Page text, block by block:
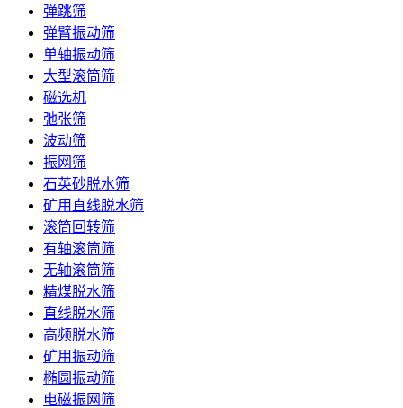
弹跳筛
弹臂振动筛
单轴振动筛
大型滚筒筛
磁选机
弛张筛
波动筛
振网筛
石英砂脱水筛
矿用直线脱水筛
滚筒回转筛
有轴滚筒筛
无轴滚筒筛
精煤脱水筛
直线脱水筛
高频脱水筛
矿用振动筛
椭圆振动筛
电磁振网筛